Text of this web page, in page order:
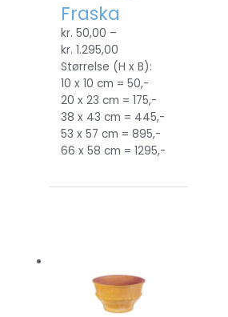
Fraska
kr. 50,00 –
kr. 1.295,00
Størrelse (H x B):
10 x 10 cm = 50,-
20 x 23 cm = 175,-
38 x 43 cm = 445,-
53 x 57 cm = 895,-
66 x 58 cm = 1295,-